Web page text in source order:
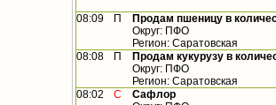
08:09 П
Продам пшеницу в
Округ: ПФО
Регион: Саратовская
08:08
П
Продам кукурузу в
Округ: ПФО
Регион: Саратовская
08:02
С
Сафлор